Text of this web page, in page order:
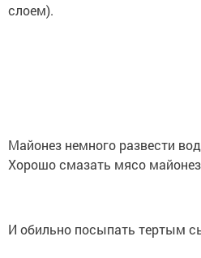
слоем).
Майонез немного развести
Хорошо смазать мясо
И обильно посыпать тертым